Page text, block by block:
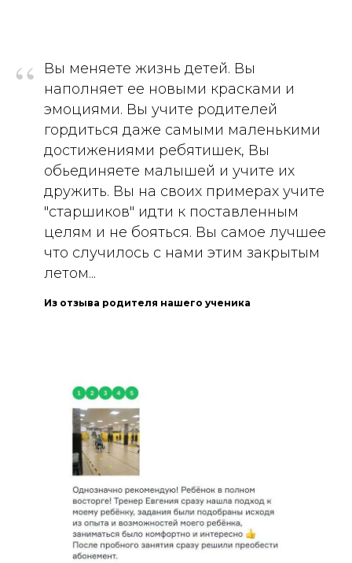
“
Вы меняете жизнь детей. Вы
наполняет ее новыми красками и
эмоциями. Вы учите родителей
гордиться даже самыми маленькими
достижениями ребятишек, Вы
обьединяете малышей и учите их
дружить. Вы на своих примерах учите
"старшиков" идти к поставленным
целям и не бояться. Вы самое лучшее
что случилось с нами этим закрытым
летом...
Из отзыва родителя нашего ученика